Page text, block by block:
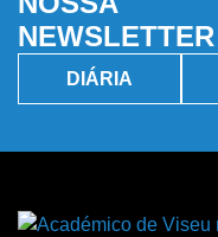
NEWSLETTER
DIÁRIA